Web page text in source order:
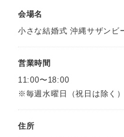
会場名
小さな結婚式 沖縄サザンビ
営業時間
11:00〜18:00
※毎週水曜日（祝日は除く）
住所